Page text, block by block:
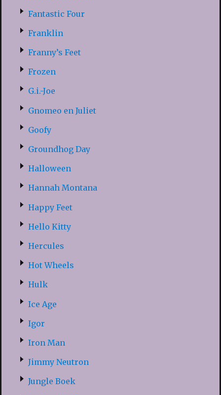
Fantastic Four
Franklin
Franny’s Feet
Frozen
G.i.-Joe
Gnomeo en Juliet
Goofy
Groundhog Day
Halloween
Hannah Montana
Happy Feet
Hello Kitty
Hercules
Hot Wheels
Hulk
Ice Age
Igor
Iron Man
Jimmy Neutron
Jungle Boek